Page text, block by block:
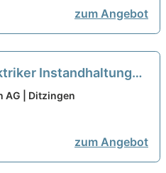
zum Angebot
Instandhaltung
B1 (w/m/d)
AG | Ditzingen
zum Angebot